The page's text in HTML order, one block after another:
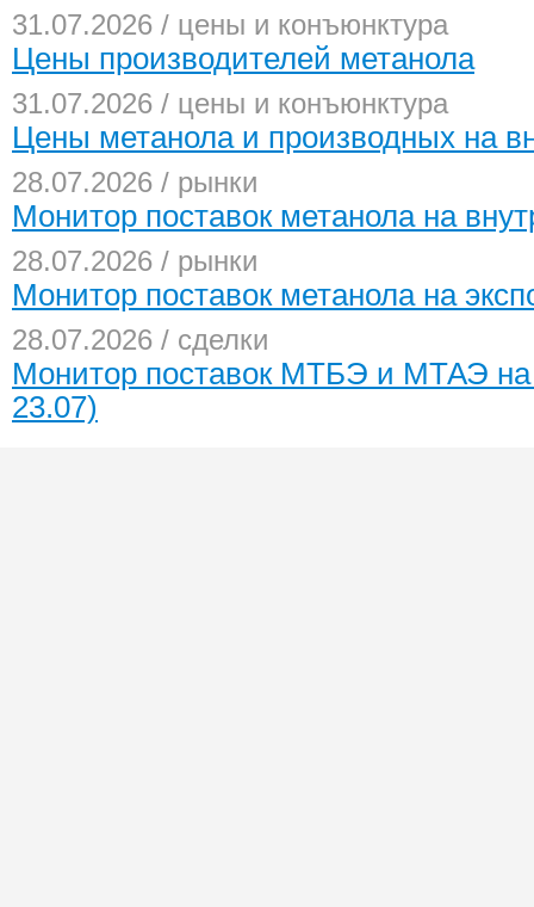
31.07.2026 / цены и конъюнктура
Цены производителей метанола
31.07.2026 / цены и конъюнктура
Цены метанола и производных на
28.07.2026 / рынки
Монитор поставок метанола на
28.07.2026 / рынки
Монитор поставок метанола на
28.07.2026 / сделки
Монитор поставок МТБЭ и МТАЭ
23.07)